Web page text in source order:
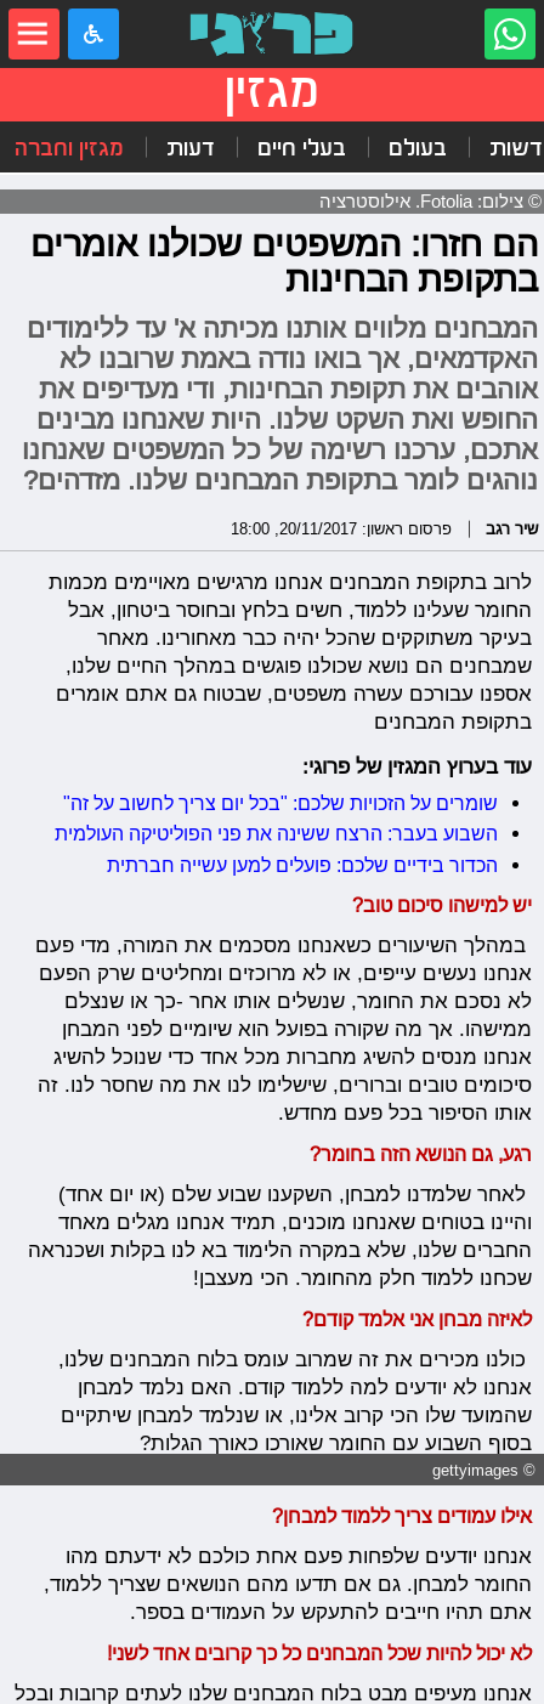
מגזין
בעולם בעלי חיים דעות מגזין וחברה
© צילום: Fotolia. אילוסטרציה
הם חזרו: המשפטים שכולנו אומרים
בתקופת הבחינות
המבחנים מלווים אותנו מכיתה א' עד ללימודים
האקדמאים, אך בואו נודה באמת שרובנו לא
אוהבים את תקופת הבחינות, ודי מעדיפים את
החופש ואת השקט שלנו. היות שאנחנו מבינים
אתכם, ערכנו רשימה של כל המשפטים שאנחנו
נוהגים לומר בתקופת המבחנים שלנו. מזדהים?
שיר רגב פרסום ראשון: 20/11/2017, 18:00
לרוב בתקופת המבחנים אנחנו מרגישים מאויימים מכמות
החומר שעלינו ללמוד, חשים בלחץ ובחוסר ביטחון, אבל
בעיקר משתוקקים שהכל יהיה כבר מאחורינו. מאחר
שמבחנים הם נושא שכולנו פוגשים במהלך החיים שלנו,
אספנו עבורכם עשרה משפטים, שבטוח גם אתם אומרים
בתקופת המבחנים
עוד בערוץ המגזין של פרוגי:
שומרים על הזכויות שלכם: "בכל יום צריך לחשוב על זה"
השבוע בעבר: הרצח ששינה את פני הפוליטיקה העולמית
הכדור בידיים שלכם: פועלים למען עשייה חברתית
יש למישהו סיכום טוב?
במהלך השיעורים כשאנחנו מסכמים את המורה, מדי פעם
אנחנו נעשים עייפים, או לא מרוכזים ומחליטים שרק הפעם
לא נסכם את החומר, שנשלים אותו אחר -כך או שנצלם
ממישהו. אך מה שקורה בפועל הוא שיומיים לפני המבחן
אנחנו מנסים להשיג מחברות מכל אחד כדי שנוכל להשיג
סיכומים טובים וברורים, שישלימו לנו את מה שחסר לנו. זה
אותו הסיפור בכל פעם מחדש.
רגע, גם הנושא הזה בחומר?
לאחר שלמדנו למבחן, השקענו שבוע שלם (או יום אחד)
והיינו בטוחים שאנחנו מוכנים, תמיד אנחנו מגלים מאחד
החברים שלנו, שלא במקרה הלימוד בא לנו בקלות ושכנראה
שכחנו ללמוד חלק מהחומר. הכי מעצבן!
לאיזה מבחן אני אלמד קודם?
כולנו מכירים את זה שמרוב עומס בלוח המבחנים שלנו,
אנחנו לא יודעים למה ללמוד קודם. האם נלמד למבחן
שהמועד שלו הכי קרוב אלינו, או שנלמד למבחן שיתקיים
בסוף השבוע עם החומר שאורכו כאורך הגלות?
© gettyimages
אילו עמודים צריך ללמוד למבחן?
אנחנו יודעים שלפחות פעם אחת כולכם לא ידעתם מהו
החומר למבחן. גם אם תדעו מהם הנושאים שצריך ללמוד,
אתם תהיו חייבים להתעקש על העמודים בספר.
לא יכול להיות שכל המבחנים כל כך קרובים אחד לשני!
אנחנו מעיפים מבט בלוח המבחנים שלנו לעתים קרובות ובכל